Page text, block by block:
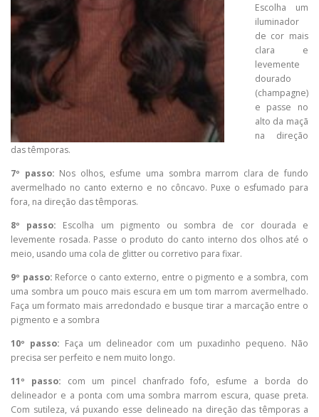
Escolha um
iluminador
de cor mais
clara e
levemente
dourado
(champagne)
e passe no
alto da maçã
na direção
das têmporas.
7º passo: Nos olhos, esfume uma sombra marrom clara de fundo
avermelhado no canto externo e no côncavo. Puxe o esfumado para
fora, na direção das têmporas.
8º passo: Escolha um pigmento ou sombra de cor dourada e
levemente rosada. Passe o produto do canto interno dos olhos até o
meio, usando uma cola de glitter ou corretivo para fixar.
9º passo: Reforce o canto externo, entre o pigmento e a sombra, com
uma sombra um pouco mais escura em um tom marrom avermelhado.
Faça um formato mais arredondado e busque tirar a marcação entre o
pigmento e a sombra
10º passo: Faça um delineador com um puxadinho pequeno. Não
precisa ser perfeito e nem muito longo.
11º passo: com um pincel chanfrado fofo, esfume a borda do
delineador e a ponta com uma sombra marrom escura, quase preta.
Com sutileza, vá puxando esse delineado na direção das têmporas a